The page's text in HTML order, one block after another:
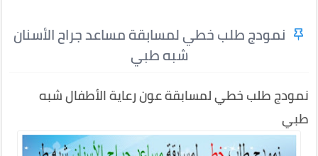
نمودج طلب خطي لمسابقة مساعد جراح الأسنان
شبه طبي
نمودج طلب خطي لمسابقة عون رعاية الأطفال شبه
طبي